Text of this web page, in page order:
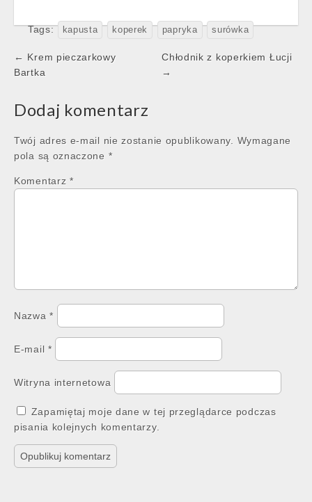
Tags: kapusta koperek papryka surówka
Post
navigation
← Krem pieczarkowy
Bartka
Chłodnik z koperkiem Łucji
→
Dodaj komentarz
Twój adres e-mail nie zostanie opublikowany.
Wymagane
pola są oznaczone *
Komentarz *
Nazwa*
E-mail *
Witryna internetowa
Zapamiętaj moje dane w tej przeglądarce podczas
pisania kolejnych komentarzy.